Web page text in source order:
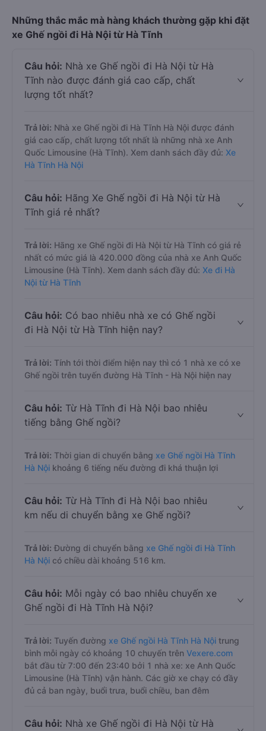
Những thắc mắc mà hàng khách thường gặp khi đặt
xe Ghế ngồi đi Hà Nội từ Hà Tĩnh
Câu hỏi: Nhà xe Ghế ngồi đi Hà Nội từ Hà
Tĩnh nào được đánh giá cao cấp, chất
lượng tốt nhất?
Trả lời: Nhà xe Ghế ngồi đi Hà Tĩnh Hà Nội được đánh
giá cao cấp, chất lượng tốt nhất là những nhà xe Anh
Quốc Limousine (Hà Tĩnh). Xem danh sách đầy đủ: Xe
Hà Tĩnh Hà Nội
Câu hỏi: Hãng Xe Ghế ngồi đi Hà Nội từ Hà
Tĩnh giá rẻ nhất?
Trả lời: Hãng xe Ghế ngồi đi Hà Nội từ Hà Tĩnh có giá rẻ
nhất có mức giá là 420.000 đồng của nhà xe Anh Quốc
Limousine (Hà Tĩnh). Xem danh sách đầy đủ: Xe đi Hà
Nội từ Hà Tĩnh
Câu hỏi: Có bao nhiêu nhà xe có Ghế ngồi
đi Hà Nội từ Hà Tĩnh hiện nay?
Trả lời: Tính tới thời điểm hiện nay thì có 1 nhà xe có xe
Ghế ngồi trên tuyến đường Hà Tĩnh - Hà Nội hiện nay
Câu hỏi: Từ Hà Tĩnh đi Hà Nội bao nhiêu
tiếng bằng Ghế ngồi?
Trả lời: Thời gian di chuyển bằng xe Ghế ngồi Hà Tĩnh
Hà Nội khoảng 6 tiếng nếu đường đi khá thuận lợi
Câu hỏi: Từ Hà Tĩnh đi Hà Nội bao nhiêu
km nếu di chuyển bằng xe Ghế ngồi?
Trả lời: Đường di chuyển bằng xe Ghế ngồi đi Hà Tĩnh
Hà Nội có chiều dài khoảng 516 km.
Câu hỏi: Mỗi ngày có bao nhiêu chuyến xe
Ghế ngồi đi Hà Tĩnh Hà Nội?
Trả lời: Tuyến đường xe Ghế ngồi Hà Tĩnh Hà Nội trung
bình mỗi ngày có khoảng 10 chuyến trên Vexere.com
bắt đầu từ 7:00 đến 23:40 bởi 1 nhà xe: xe Anh Quốc
Limousine (Hà Tĩnh) vận hành. Các giờ xe chạy có đầy
đủ cả ban ngày, buổi trưa, buổi chiều, ban đêm
Câu hỏi: Nhà xe Ghế ngồi đi Hà Nội từ Hà